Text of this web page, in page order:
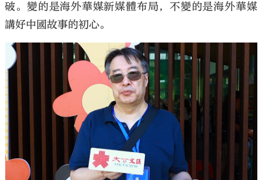
破。變的是海外華媒新媒體布局，不變的是海外華媒
講好中國故事的初心。